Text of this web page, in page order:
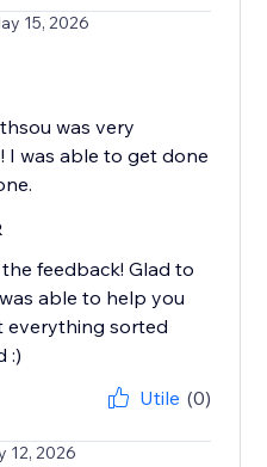
15, 2026
was very
I was able to get done
feedback! Glad to
able to help you
everything sorted
:)
Utile (0)
12, 2026